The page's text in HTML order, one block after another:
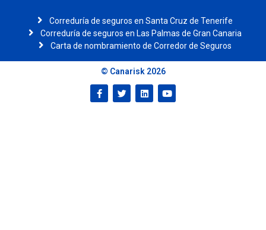
Correduría de seguros en Santa Cruz de Tenerife
Correduría de seguros en Las Palmas de Gran Canaria
Carta de nombramiento de Corredor de Seguros
© Canarisk 2026